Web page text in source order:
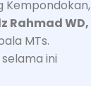
Kempondokan,
Rahmad WD,
MTs.
ini